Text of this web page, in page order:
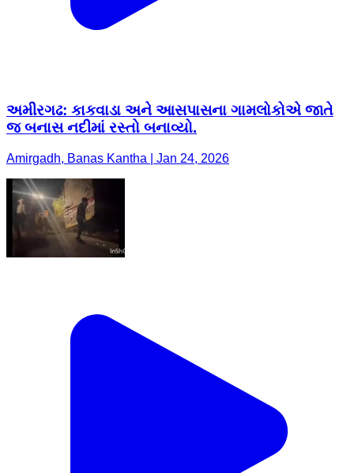
અમીરગઢ: કાકવાડા અને આસપાસના ગામલોકોએ જાતે
જ બનાસ નદીમાં રસ્તો બનાવ્યો.
Amirgadh, Banas Kantha | Jan 24, 2026